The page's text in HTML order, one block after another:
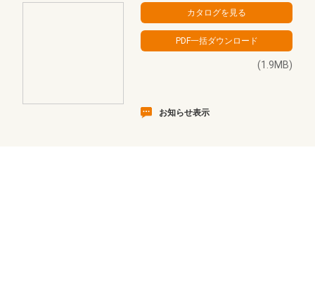
(1.9MB)
お知らせ表示